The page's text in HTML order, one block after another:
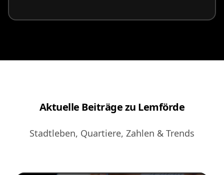
Aktuelle Beiträge zu Lemförde
Stadtleben, Quartiere, Zahlen & Trends